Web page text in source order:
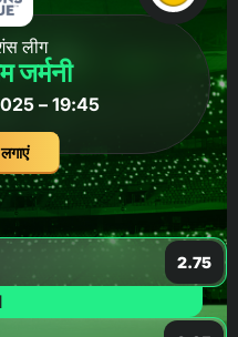
लीग
जर्मनी
– 19:45
2.75